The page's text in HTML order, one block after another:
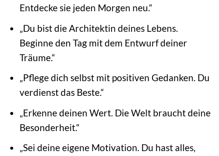
Entdecke sie jeden Morgen neu.“
„Du bist die Architektin deines Lebens.
Beginne den Tag mit dem Entwurf deiner
Träume.“
„Pflege dich selbst mit positiven Gedanken. Du
verdienst das Beste.“
„Erkenne deinen Wert. Die Welt braucht deine
Besonderheit.“
„Sei deine eigene Motivation. Du hast alles,